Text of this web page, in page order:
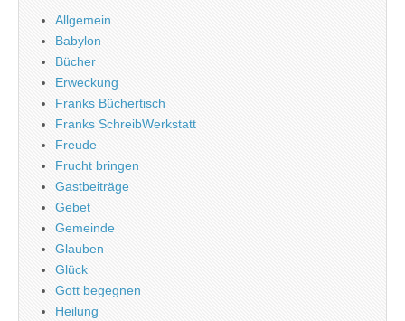
Allgemein
Babylon
Bücher
Erweckung
Franks Büchertisch
Franks SchreibWerkstatt
Freude
Frucht bringen
Gastbeiträge
Gebet
Gemeinde
Glauben
Glück
Gott begegnen
Heilung